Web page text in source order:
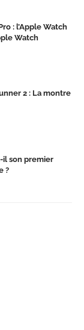
: l’Apple Watch
Watch
2 : La montre
il son premier
?